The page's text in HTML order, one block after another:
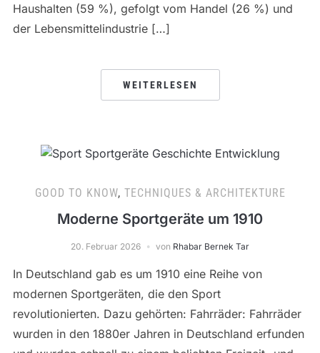
Haushalten (59 %), gefolgt vom Handel (26 %) und
der Lebensmittelindustrie […]
WEITERLESEN
GOOD TO KNOW, TECHNIQUES & ARCHITEKTURE
Moderne Sportgeräte um 1910
20. Februar 2026 von Rhabar Bernek Tar
In Deutschland gab es um 1910 eine Reihe von
modernen Sportgeräten, die den Sport
revolutionierten. Dazu gehörten: Fahrräder: Fahrräder
wurden in den 1880er Jahren in Deutschland erfunden